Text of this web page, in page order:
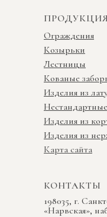
ПРОДУКЦИЯ
Ограждения
Козырьки
Лестницы
Кованые
Изделия из
Изделия из
Изделия из
Карта сайта
КОНТАКТЫ
198035, г.
«Нарвская»,